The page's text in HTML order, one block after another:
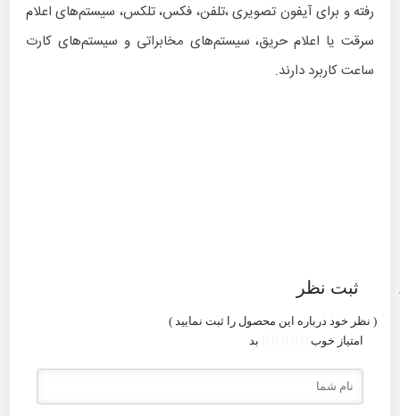
رفته و برای آیفون تصویری ،تلفن، فکس، تلکس، سیستم‌های اعلام
سرقت یا اعلام حریق، سیستم‌های مخابراتی و سیستم‌های کارت
ساعت کاربرد دارند.
ثبت نظر
( نظر خود درباره این محصول را ثبت نمایید )
امتیاز خوب بد